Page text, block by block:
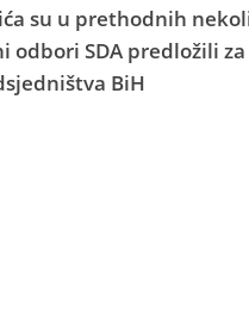
su u prethodnih
odbori SDA predložili
BiH